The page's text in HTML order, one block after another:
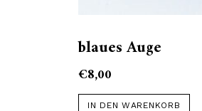
blaues Auge
€8,00
IN DEN WARENKORB